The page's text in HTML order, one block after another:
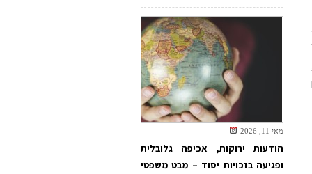
מאי 11, 2026
הודעות ירוקות, אכיפה גלובלית
ופגיעה בזכויות יסוד – מבט משפטי